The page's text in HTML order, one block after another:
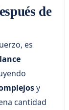
de
es
y
cantidad